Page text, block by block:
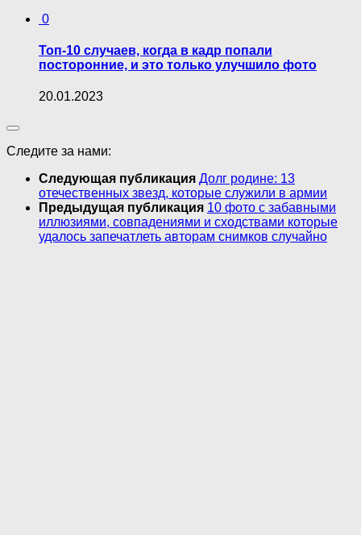
0
Топ-10 случаев, когда в кадр попали
посторонние, и это только улучшило фото
20.01.2023
Следите за нами:
Следующая публикация Долг родине: 13
отечественных звезд, которые служили в армии
Предыдущая публикация 10 фото с забавными
иллюзиями, совпадениями и сходствами которые
удалось запечатлеть авторам снимков случайно